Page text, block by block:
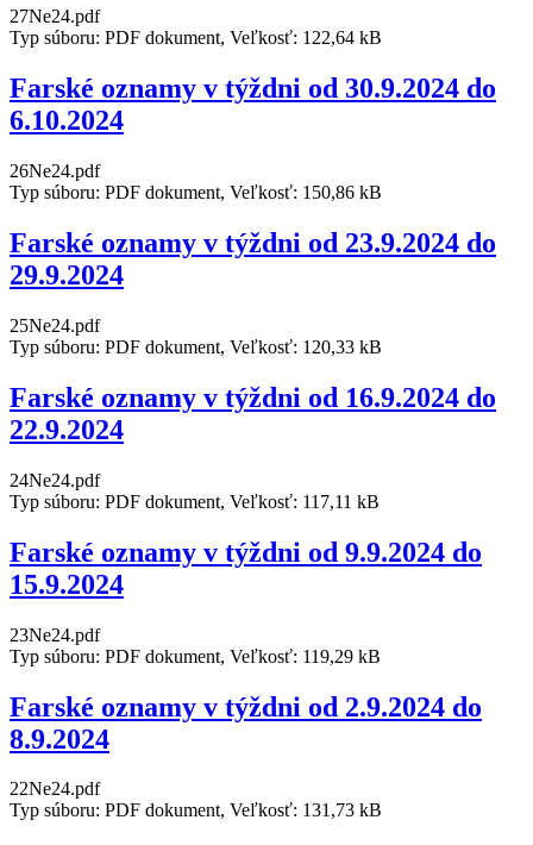
27Ne24.pdf
Typ súboru: PDF dokument, Veľkosť: 122,64 kB
Farské oznamy v týždni od 30.9.2024 do
6.10.2024
26Ne24.pdf
Typ súboru: PDF dokument, Veľkosť: 150,86 kB
Farské oznamy v týždni od 23.9.2024 do
29.9.2024
25Ne24.pdf
Typ súboru: PDF dokument, Veľkosť: 120,33 kB
Farské oznamy v týždni od 16.9.2024 do
22.9.2024
24Ne24.pdf
Typ súboru: PDF dokument, Veľkosť: 117,11 kB
Farské oznamy v týždni od 9.9.2024 do
15.9.2024
23Ne24.pdf
Typ súboru: PDF dokument, Veľkosť: 119,29 kB
Farské oznamy v týždni od 2.9.2024 do
8.9.2024
22Ne24.pdf
Typ súboru: PDF dokument, Veľkosť: 131,73 kB